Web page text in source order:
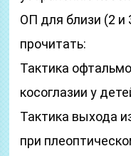
ОП для близи (2
прочитать:
Тактика
косоглазии у
Тактика выхода
при